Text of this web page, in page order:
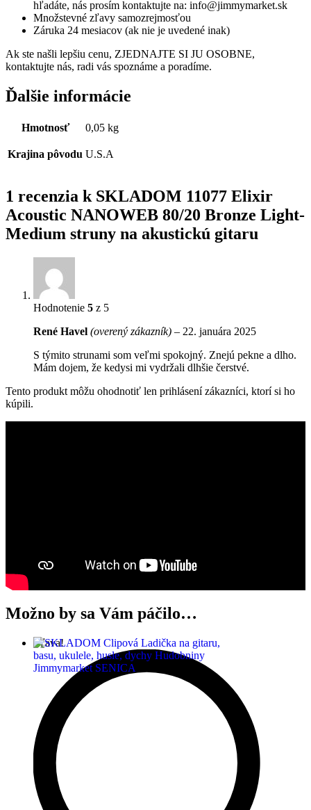
hľadáte, nás prosím kontaktujte na: info@jimmymarket.sk
Množstevné zľavy samozrejmosťou
Záruka 24 mesiacov (ak nie je uvedené inak)
Ak ste našli lepšiu cenu, ZJEDNAJTE SI JU OSOBNE,
kontaktujte nás, radi vás spoznáme a poradíme.
Ďalšie informácie
Hmotnosť 0,05 kg
Krajina pôvodu U.S.A
1 recenzia k SKLADOM 11077 Elixir
Acoustic NANOWEB 80/20 Bronze Light-
Medium struny na akustickú gitaru
Hodnotenie 5 z 5
René Havel (overený zákazník) – 22. januára 2025
S týmito strunami som veľmi spokojný. Znejú pekne a dlho.
Mám dojem, že kedysi mi vydržali dlhšie čerstvé.
Tento produkt môžu ohodnotiť len prihlásení zákazníci, ktorí si ho
kúpili.
Možno by sa Vám páčilo…
Zľava!